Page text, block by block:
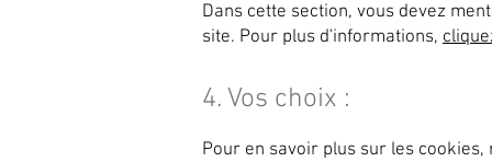
Dans cette section, vous devez
site. Pour plus d'informations,
4. Vos choix :
Pour en savoir plus sur les